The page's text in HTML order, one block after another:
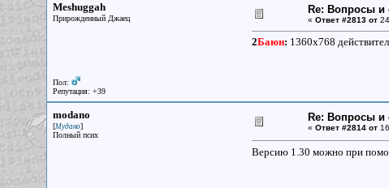
Meshuggah
Прирожденный Джаец
Пол:
Репутация: +39
Re: Вопросы и
« Ответ #2813 от
2Баюн: 1360x768
modano
[Мудано]
Полный псих
Re: Вопросы и
« Ответ #2814 от
Версию 1.30 можно при